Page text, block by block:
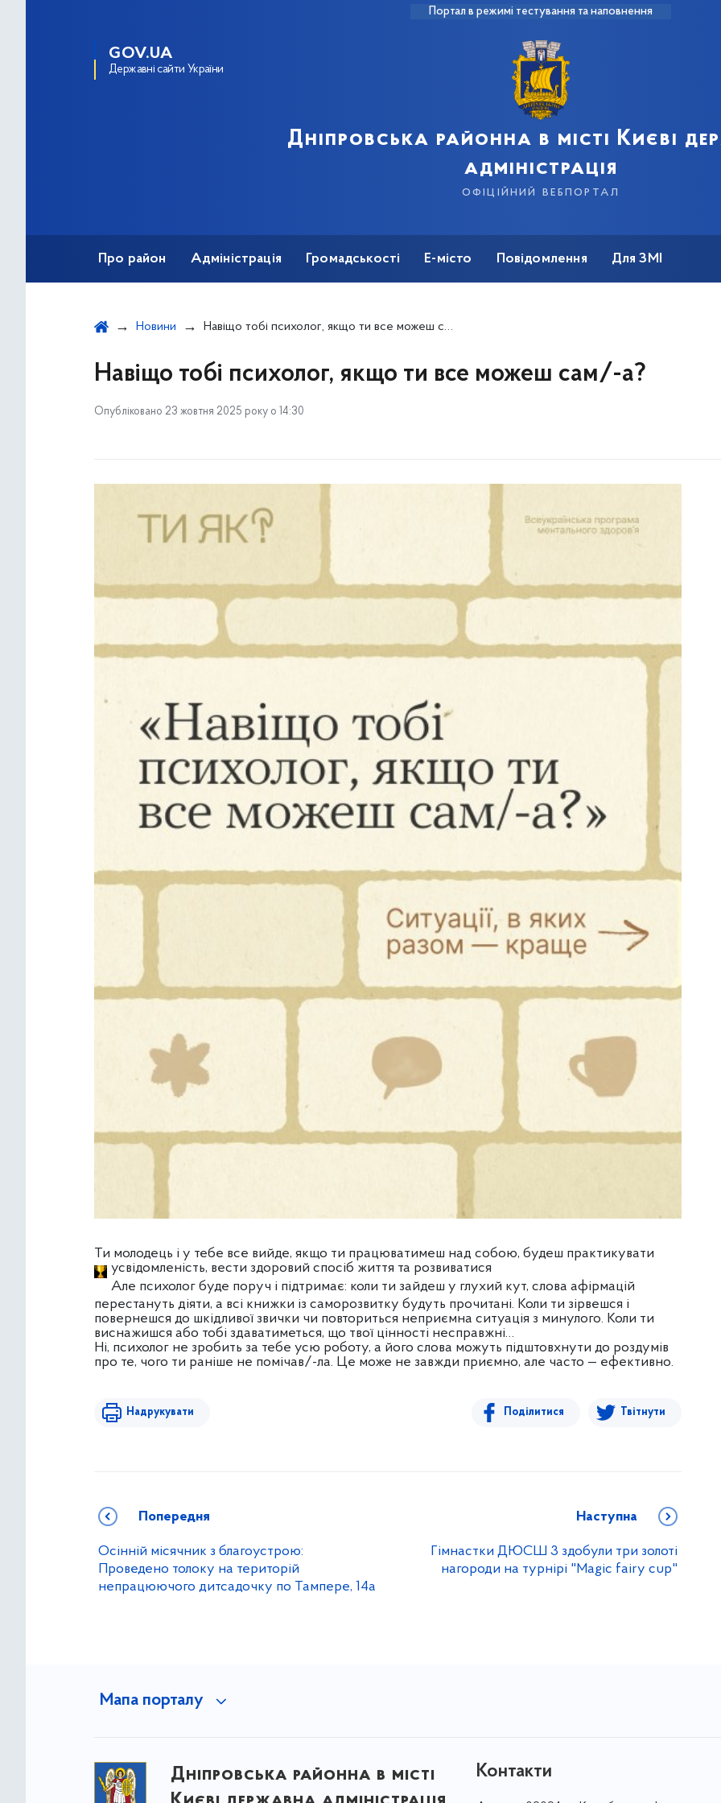
Портал в режимі тестування та наповнення
GOV.UA
Державні сайти України
Дніпровська районна в місті Києві
адміністрація
офіційний вебпортал
Про район Адміністрація Громадськості Е-місто Повідомлення Для ЗМІ
Новини Навіщо тобі психолог, якщо ти все можеш сам/-а?
Навіщо тобі психолог, якщо ти все можеш сам/-а?
Опубліковано 23 жовтня 2025 року о 14:30
Ти молодець і у тебе все вийде, якщо ти працюватимеш над собою, будеш практикувати
усвідомленість, вести здоровий спосіб життя та розвиватися
Але психолог буде поруч і підтримає: коли ти зайдеш у глухий кут, слова афірмацій
перестануть діяти, а всі книжки із саморозвитку будуть прочитані. Коли ти зірвешся і
повернешся до шкідливої звички чи повториться неприємна ситуація з минулого. Коли ти
виснажишся або тобі здаватиметься, що твої цінності несправжні…
Ні, психолог не зробить за тебе усю роботу, а його слова можуть підштовхнути до роздумів
про те, чого ти раніше не помічав/-ла. Це може не завжди приємно, але часто — ефективно.
Надрукувати Поділитися Твітнути
Попередня
Осінній місячник з благоустрою:
Проведено толоку на територій
непрацюючого дитсадочку по Тампере, 14а
Наступна
Гімнастки ДЮСШ 3 здобули три золоті
нагороди на турнірі "Magic fairy cup"
Мапа порталу
Дніпровська районна в місті
Контакти